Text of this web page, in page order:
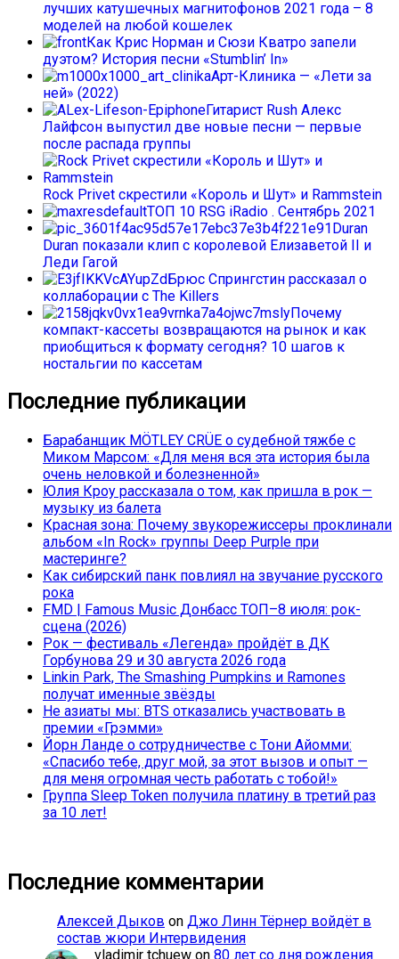
лучших катушечных магнитофонов 2021 года – 8
моделей на любой кошелек
Как Крис Норман и Сюзи Кватро запели
дуэтом? История песни «Stumblin’ In»
Арт-Клиника — «Лети за
ней» (2022)
Гитарист Rush Алекс
Лайфсон выпустил две новые песни — первые
после распада группы
Rock Privet скрестили «Король и Шут» и Rammstein
ТОП 10 RSG iRadio . Сентябрь 2021
Duran
Duran показали клип с королевой Елизаветой II и
Леди Гагой
Брюс Спрингстин рассказал о
коллаборации с The Killers
Почему
компакт-кассеты возвращаются на рынок и как
приобщиться к формату сегодня? 10 шагов к
ностальгии по кассетам
Последние публикации
Барабанщик MÖTLEY CRÜE о судебной тяжбе с
Миком Марсом: «Для меня вся эта история была
очень неловкой и болезненной»
Юлия Кроу рассказала о том, как пришла в рок —
музыку из балета
Красная зона: Почему звукорежиссеры проклинали
альбом «In Rock» группы Deep Purple при
мастеринге?
Как сибирский панк повлиял на звучание русского
рока
FMD | Famous Music Донбасс ТОП–8 июля: рок-
сцена (2026)
Рок — фестиваль «Легенда» пройдёт в ДК
Горбунова 29 и 30 августа 2026 года
Linkin Park, The Smashing Pumpkins и Ramones
получат именные звёзды
Не азиаты мы: BTS отказались участвовать в
премии «Грэмми»
Йорн Ланде о сотрудничестве с Тони Айомми:
«Спасибо тебе, друг мой, за этот вызов и опыт —
для меня огромная честь работать с тобой!»
Группа Sleep Token получила платину в третий раз
за 10 лет!
Последние комментарии
Алексей Дыков on Джо Линн Тёрнер войдёт в
состав жюри Интервидения
vladimir tchuew on 80 лет со дня рождения